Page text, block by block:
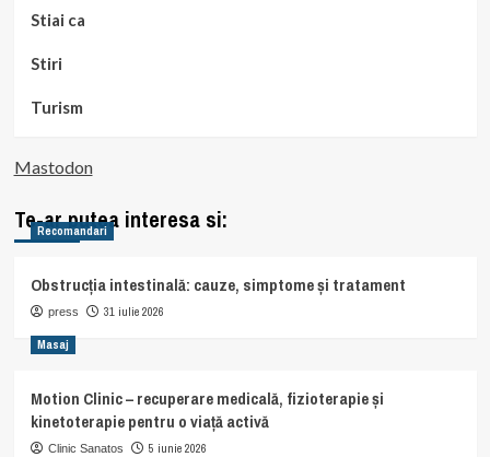
Stiai ca
Stiri
Turism
Mastodon
Te-ar putea interesa si:
Recomandari
Obstrucția intestinală: cauze, simptome și tratament
press 31 iulie 2026
Masaj
Motion Clinic – recuperare medicală, fizioterapie și
kinetoterapie pentru o viață activă
Clinic Sanatos 5 iunie 2026